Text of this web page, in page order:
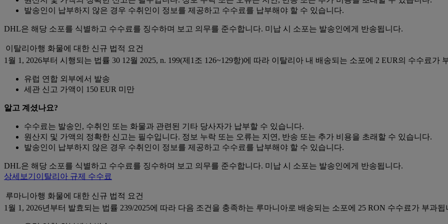
발송인이 납부하지 않은 경우 수취인이 정보를 제공하고 수수료를 납부해야 할 수 있습니다.
DHL은 해당 소포를 식별하고 수수료를 징수하며 보고 의무를 준수합니다. 미납 시 소포는 발송인에게 반송됩니다.
이탈리아행 화물에 대한 신규 법적 요건
1월 1, 2026부터 시행되는 법률 30 12월 2025, n. 199(제1조 126~129항)에 따라 이탈리아 내 배송되는 소포에 2 EUR의 수수료가
유럽 연합 외부에서 발송
세관 신고 가액이 150 EUR 미만
알고 계셨나요?
수수료는 발송인, 수취인 또는 화물과 관련된 기타 당사자가 납부할 수 있습니다.
원산지 및 가액의 정확한 신고는 필수입니다. 정보 누락 또는 오류는 지연, 반송 또는 추가 비용을 초래할 수 있습니다.
발송인이 납부하지 않은 경우 수취인이 정보를 제공하고 수수료를 납부해야 할 수 있습니다.
DHL은 해당 소포를 식별하고 수수료를 징수하며 보고 의무를 준수합니다. 미납 시 소포는 발송인에게 반송됩니다.
상세보기 이탈리아 규제 수수료
루마니아행 화물에 대한 신규 법적 요건
1월 1, 2026년부터 발효되는 법률 239/2025에 따라 다음 조건을 충족하는 루마니아로 배송되는 소포에 25 RON 수수료가 부과됩